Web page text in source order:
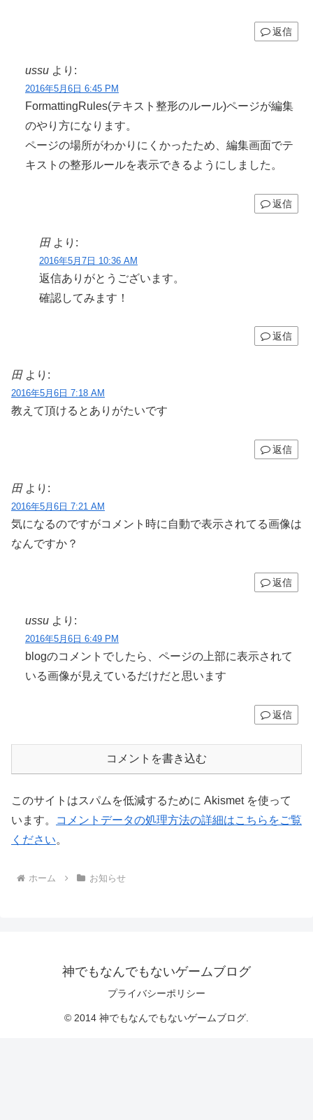
返信
ussu より:
2016年5月6日 6:45 PM
FormattingRules(テキスト整形のルール)ページが編集
のやり方になります。
ページの場所がわかりにくかったため、編集画面でテ
キストの整形ルールを表示できるようにしました。
返信
田 より:
2016年5月7日 10:36 AM
返信ありがとうございます。
確認してみます！
返信
田 より:
2016年5月6日 7:18 AM
教えて頂けるとありがたいです
返信
田 より:
2016年5月6日 7:21 AM
気になるのですがコメント時に自動で表示されてる画像は
なんですか？
返信
ussu より:
2016年5月6日 6:49 PM
blogのコメントでしたら、ページの上部に表示されて
いる画像が見えているだけだと思います
返信
コメントを書き込む
このサイトはスパムを低減するために Akismet を使って
います。
コメントデータの処理方法の詳細はこちらをご覧
ください。
ホーム お知らせ
神でもなんでもないゲームブログ
プライバシーポリシー
© 2014 神でもなんでもないゲームブログ.